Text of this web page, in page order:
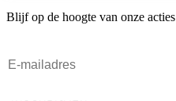
Blijf op de hoogte van onze acties